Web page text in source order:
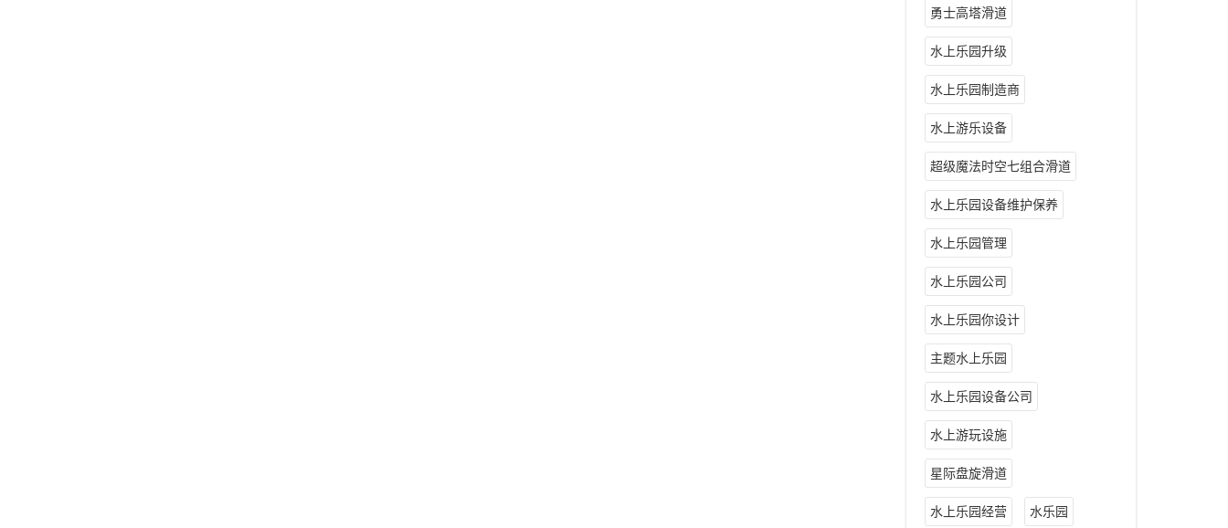
勇士高塔滑道
水上乐园升级
水上乐园制造商
水上游乐设备
超级魔法时空七组合滑道
水上乐园设备维护保养
水上乐园管理
水上乐园公司
水上乐园你设计
主题水上乐园
水上乐园设备公司
水上游玩设施
星际盘旋滑道
水上乐园经营 水乐园